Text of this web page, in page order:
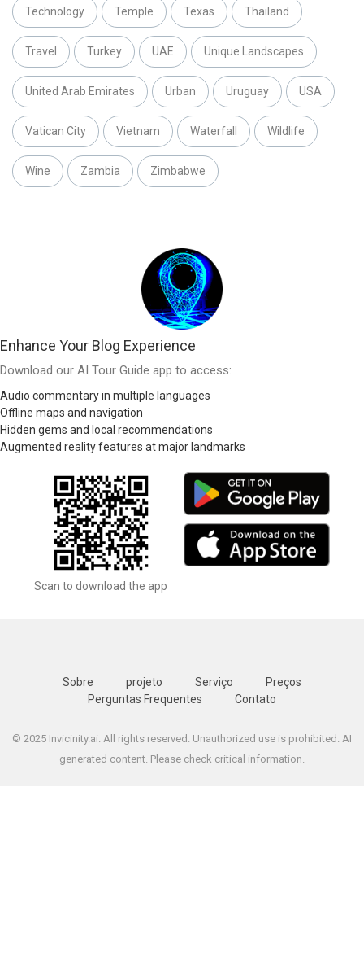
Technology Temple Texas Thailand
Travel Turkey UAE Unique Landscapes
United Arab Emirates Urban Uruguay USA
Vatican City Vietnam Waterfall Wildlife
Wine Zambia Zimbabwe
Enhance Your Blog Experience
Download our AI Tour Guide app to access:
Audio commentary in multiple languages
Offline maps and navigation
Hidden gems and local recommendations
Augmented reality features at major landmarks
Scan to download the app
Sobre projeto Serviço
Preços
Perguntas Frequentes
Contato
© 2025 Invicinity.ai. All rights reserved. Unauthorized use is prohibited. AI
generated content. Please check critical information.